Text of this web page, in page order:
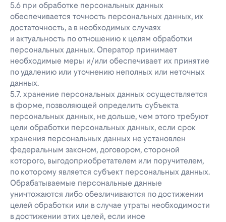
5.6 при обработке персональных данных
обеспечивается точность персональных данных, их
достаточность, а в необходимых случаях
и актуальность по отношению к целям обработки
персональных данных. Оператор принимает
необходимые меры и/или обеспечивает их принятие
по удалению или уточнению неполных или неточных
данных.
5.7. хранение персональных данных осуществляется
в форме, позволяющей определить субъекта
персональных данных, не дольше, чем этого требуют
цели обработки персональных данных, если срок
хранения персональных данных не установлен
федеральным законом, договором, стороной
которого, выгодоприобретателем или поручителем,
по которому является субъект персональных данных.
Обрабатываемые персональные данные
уничтожаются либо обезличиваются по достижении
целей обработки или в случае утраты необходимости
в достижении этих целей, если иное